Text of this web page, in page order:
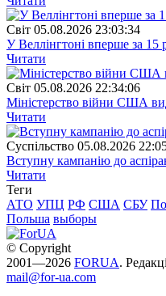
Свiт 05.08.2026 23:03:34
У Веллінгтоні вперше за 15
Читати
Свiт 05.08.2026 22:34:06
Міністерство війни США
Читати
Суспiльство 05.08.2026
Вступну кампанію до
Читати
Теги
АТО УПЦ РФ США СБУ
Польша выборы
© Copyright
2001—2026 FORUA.
mail@for-ua.com